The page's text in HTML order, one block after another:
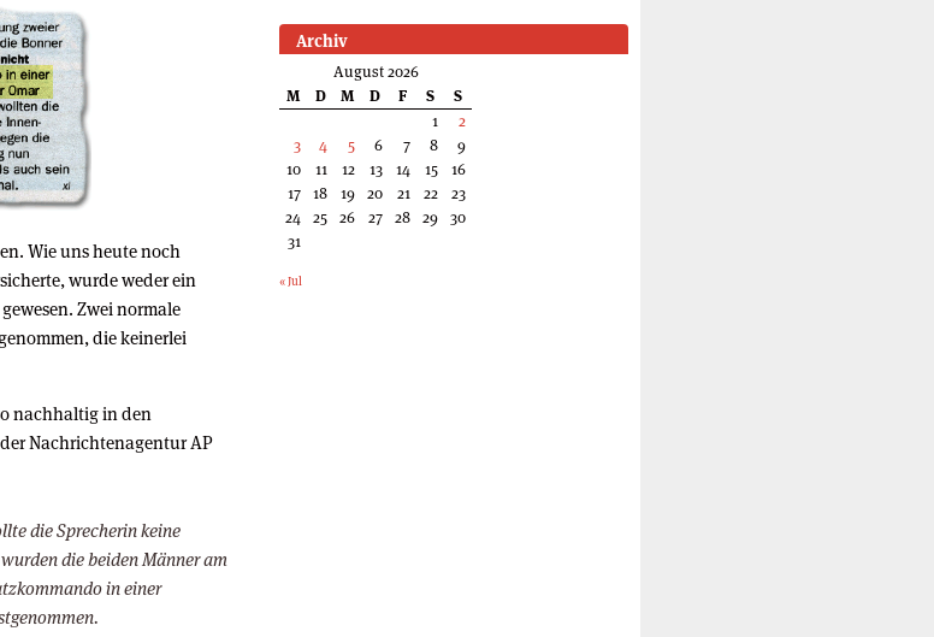
Wie uns heute noch
wurde weder ein
Zwei normale
die keinerlei
nachhaltig in den
Nachrichtenagentur AP
die Sprecherin keine
die beiden Männer am
in einer
Archiv
August 2026
M
D M D F S
S
1
2
3
4 5 6 7 8
9
10
11 12 13 14 15
16
17 18 19 20 21 22
23
24 25 26 27 28 29 30
31
« Jul